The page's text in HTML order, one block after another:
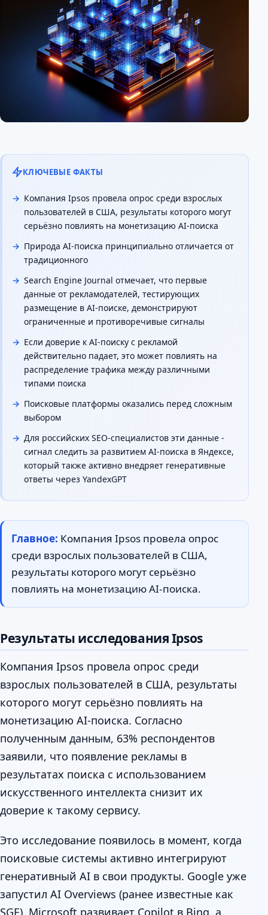
КЛЮЧЕВЫЕ ФАКТЫ
Компания Ipsos провела опрос среди взрослых
пользователей в США, результаты которого могут
серьёзно повлиять на монетизацию AI-поиска
Природа AI-поиска принципиально отличается от
традиционного
Search Engine Journal отмечает, что первые
данные от рекламодателей, тестирующих
размещение в AI-поиске, демонстрируют
ограниченные и противоречивые сигналы
Если доверие к AI-поиску с рекламой
действительно падает, это может повлиять на
распределение трафика между различными
типами поиска
Поисковые платформы оказались перед сложным
выбором
Для российских SEO-специалистов эти данные -
сигнал следить за развитием AI-поиска в Яндексе,
который также активно внедряет генеративные
ответы через YandexGPT
Главное: Компания Ipsos провела опрос
среди взрослых пользователей в США,
результаты которого могут серьёзно
повлиять на монетизацию AI-поиска.
Результаты исследования Ipsos
Компания Ipsos провела опрос среди
взрослых пользователей в США, результаты
которого могут серьёзно повлиять на
монетизацию AI-поиска. Согласно
полученным данным, 63% респондентов
заявили, что появление рекламы в
результатах поиска с использованием
искусственного интеллекта снизит их
доверие к такому сервису.
Это исследование появилось в момент, когда
поисковые системы активно интегрируют
генеративный AI в свои продукты. Google уже
запустил AI Overviews (ранее известные как